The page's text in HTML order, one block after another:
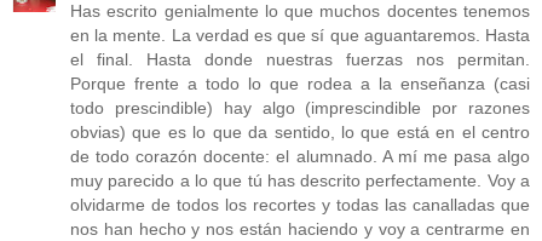
Has escrito genialmente lo que muchos docentes tenemos
en la mente. La verdad es que sí que aguantaremos. Hasta
el final. Hasta donde nuestras fuerzas nos permitan.
Porque frente a todo lo que rodea a la enseñanza (casi
todo prescindible) hay algo (imprescindible por razones
obvias) que es lo que da sentido, lo que está en el centro
de todo corazón docente: el alumnado. A mí me pasa algo
muy parecido a lo que tú has descrito perfectamente. Voy a
olvidarme de todos los recortes y todas las canalladas que
nos han hecho y nos están haciendo y voy a centrarme en